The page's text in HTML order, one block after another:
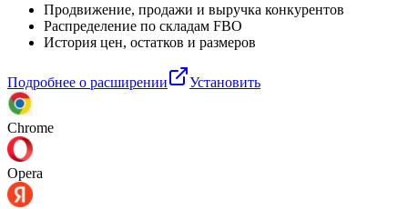
Продвижение, продажи и выручка конкурентов
Распределение по складам FBO
История цен, остатков и размеров
Подробнее о расширении Установить
Chrome
Opera